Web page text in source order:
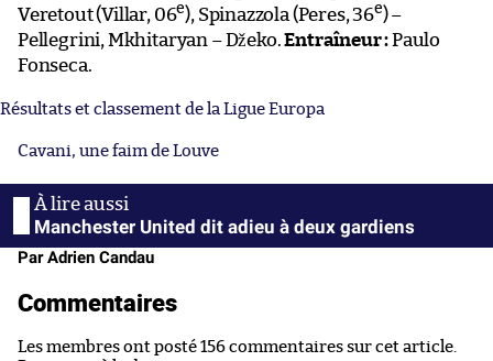
Veretout (Villar, 06e), Spinazzola (Peres, 36e) –
Pellegrini, Mkhitaryan – Džeko.Entraîneur :Paulo
Fonseca.
Résultats et classement de la Ligue Europa
Cavani, une faim de Louve
Manchester United dit adieu à deux gardiens
Par Adrien Candau
Commentaires
Les membres ont posté 156 commentaires sur cet article.